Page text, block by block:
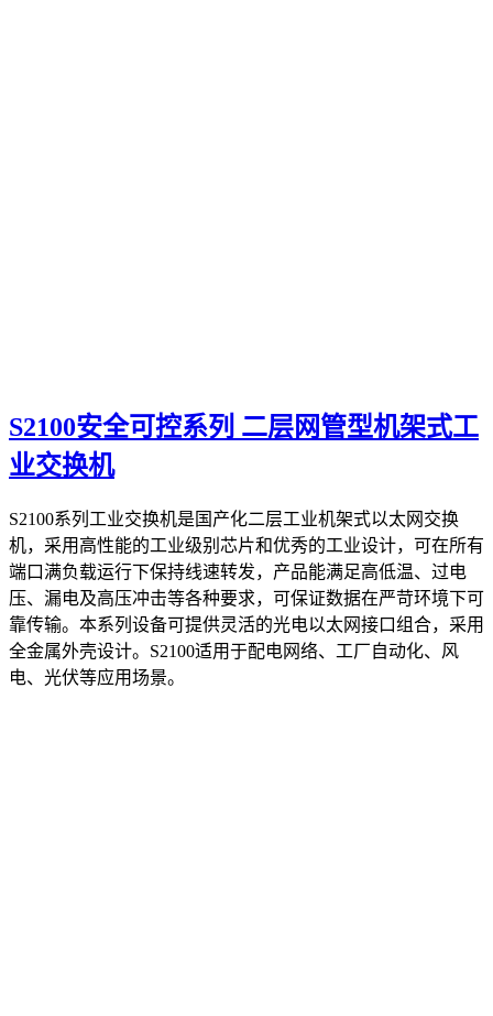
S2100安全可控系列 二层网管型机架式工
业交换机
S2100系列工业交换机是国产化二层工业机架式以太网交换
机，采用高性能的工业级别芯片和优秀的工业设计，可在所有
端口满负载运行下保持线速转发，产品能满足高低温、过电
压、漏电及高压冲击等各种要求，可保证数据在严苛环境下可
靠传输。本系列设备可提供灵活的光电以太网接口组合，采用
全金属外壳设计。S2100适用于配电网络、工厂自动化、风
电、光伏等应用场景。